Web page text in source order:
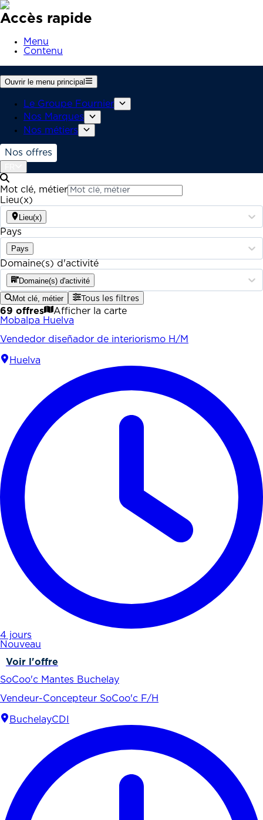
Accès rapide
Menu
Contenu
Ouvrir le menu principal
Le Groupe Fournier
Nos Marques
Nos métiers
Nos offres
Mot clé, métier
Lieu(x)
Lieu(x)
Pays
Pays
Domaine(s) d'activité
Domaine(s) d'activité
Mot clé, métier Tous les filtres
69 offres
Afficher la carte
Mobalpa Huelva
Vendedor diseñador de interiorismo H/M
Huelva
4 jours
Nouveau
Voir l'offre
SoCoo'c Mantes Buchelay
Vendeur-Concepteur SoCoo'c F/H
BuchelayCDI